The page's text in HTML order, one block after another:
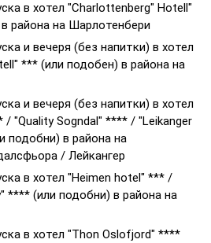
в хотел "Charlottenberg" Hotell"
района на Шарлотенбери
и вечеря (без напитки) в хотел
*** (или подобен) в района на
и вечеря (без напитки) в хотел
/ "Quality Sogndal" **** / "Leikanger
подобни) в района на
/ Лейкангер
в хотел "Heimen hotel" *** /
**** (или подобни) в района на
в хотел "Thon Oslofjord" ****